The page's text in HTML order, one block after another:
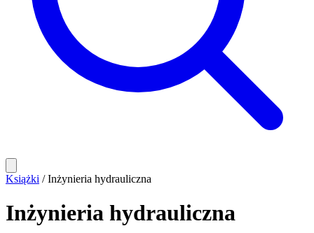
Książki / Inżynieria hydrauliczna
Inżynieria hydrauliczna